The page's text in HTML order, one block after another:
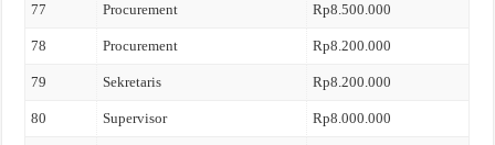
77 Procurement Rp8.500.000
78 Procurement Rp8.200.000
79 Sekretaris Rp8.200.000
80 Supervisor Rp8.000.000